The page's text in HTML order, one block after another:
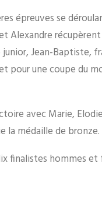
épreuves se
Jean-Baptiste,
pour une coupe du
avec Marie,
la médaille de bronze.
finalistes hommes